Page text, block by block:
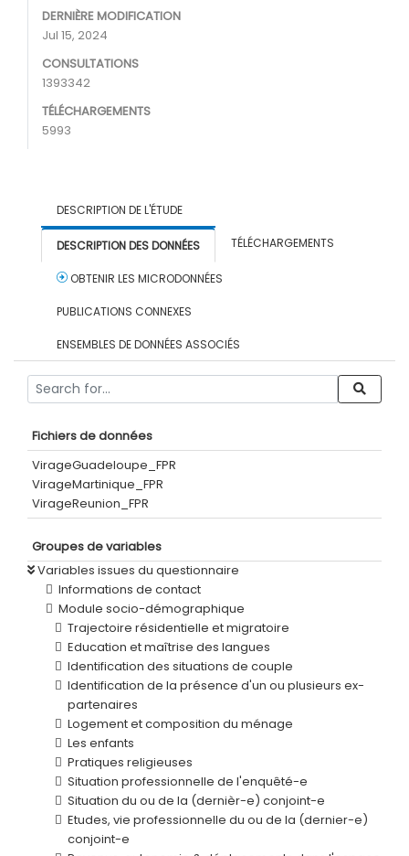
DERNIÈRE MODIFICATION
Jul 15, 2024
CONSULTATIONS
1393342
TÉLÉCHARGEMENTS
5993
DESCRIPTION DE L'ÉTUDE
DESCRIPTION DES DONNÉES TÉLÉCHARGEMENTS
OBTENIR LES MICRODONNÉES
PUBLICATIONS CONNEXES
ENSEMBLES DE DONNÉES ASSOCIÉS
Fichiers de données
VirageGuadeloupe_FPR
VirageMartinique_FPR
VirageReunion_FPR
Groupes de variables
Variables issues du questionnaire
Informations de contact
Module socio-démographique
Trajectoire résidentielle et migratoire
Education et maîtrise des langues
Identification des situations de couple
Identification de la présence d'un ou plusieurs ex-
partenaires
Logement et composition du ménage
Les enfants
Pratiques religieuses
Situation professionnelle de l'enquêté-e
Situation du ou de la (dernièr-e) conjoint-e
Etudes, vie professionnelle du ou de la (dernier-e)
conjoint-e